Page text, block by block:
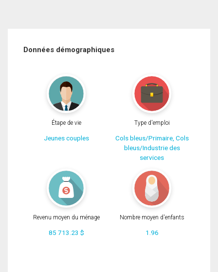
Données démographiques
Étape de vie
Jeunes couples
Type d'emploi
Cols bleus/Primaire, Cols
bleus/Industrie des
services
Revenu moyen du ménage
85 713.23 $
Nombre moyen d'enfants
1.96